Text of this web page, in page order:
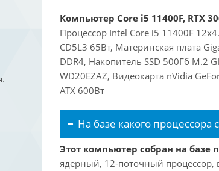
Компьютер Core i5 11400F, RTX
Процессор Intel Core i5 11400F
CD5L3 65Вт, Материнская плата
DDR4, Накопитель SSD 500Гб M.2
WD20EZAZ, Видеокарта nVidia
ATX 600Вт
На базе какого процессора
Этот компьютер собран на базе
ядерный, 12-поточный